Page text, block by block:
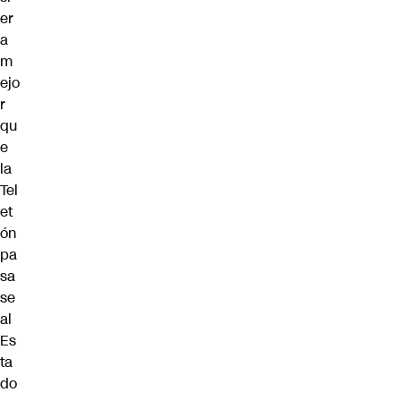
er
a
m
ejo
r
qu
e
la
Tel
et
ón
pa
sa
se
al
Es
ta
do